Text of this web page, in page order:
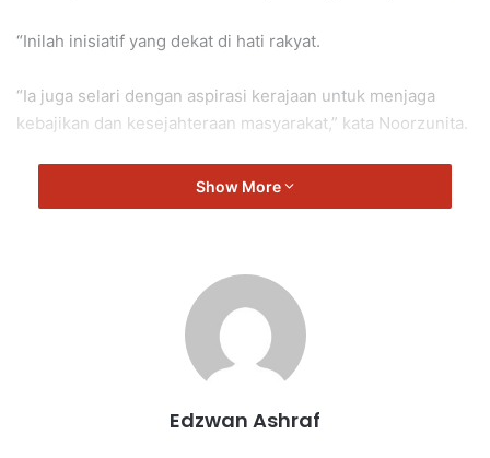
“Inilah inisiatif yang dekat di hati rakyat.
“Ia juga selari dengan aspirasi kerajaan untuk menjaga
kebajikan dan kesejahteraan masyarakat,” kata Noorzunita.
Noorzunita berkata demikian sewaktu turun Padang bagi
meninjau suasana Jualan Rahmah di Dewan Taman
Pilah Noorzunita
Show More
Edzwan Ashraf